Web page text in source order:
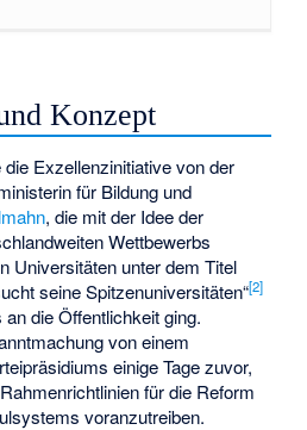
Konzept
Exzellenzinitiative von der
für Bildung und
, die mit der Idee der
Wettbewerbs
Universitäten unter dem Titel
seine Spitzenuniversitäten“[2]
die Öffentlichkeit ging.
von einem
einige Tage zuvor,
für die Reform
voranzutreiben.